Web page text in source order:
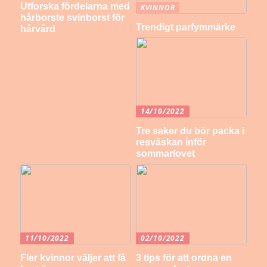
Utforska fördelarna med
hårborste svinborst för
hårvård
KVINNOR
Trendigt parfymmärke
14/10/2022
Tre saker du bör packa i
resväskan inför
sommarlovet
11/10/2022
Fler kvinnor väljer att få
02/10/2022
3 tips för att ordna en